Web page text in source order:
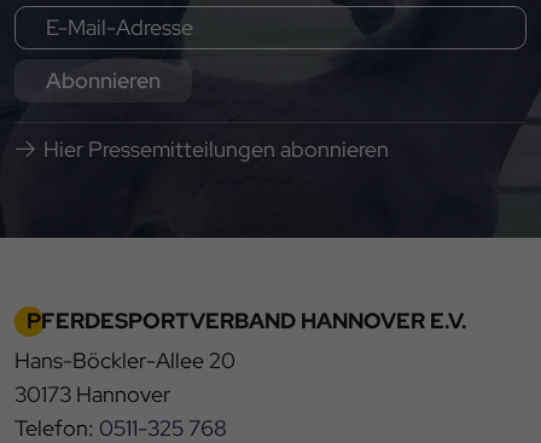
Abonnieren
Hier Pressemitteilungen abonnieren
PFERDESPORTVERBAND HANNOVER E.V.
Hans-Böckler-Allee 20
30173 Hannover
Telefon: 0511-325 768